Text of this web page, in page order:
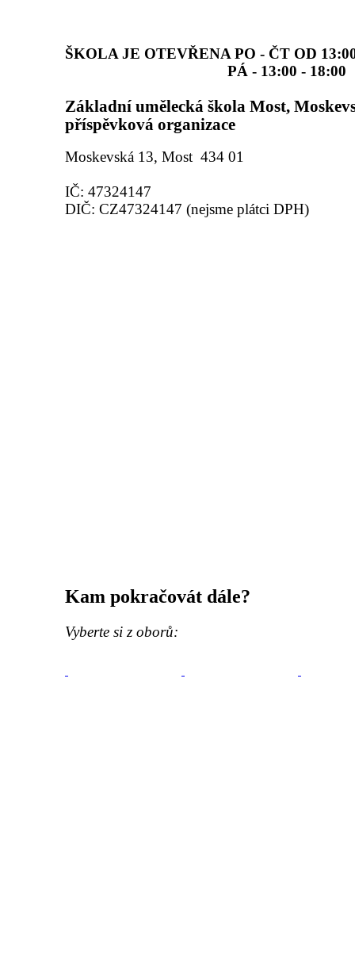
ŠKOLA JE OTEVŘENA PO - ČT OD
PÁ - 13:00 - 18:00
Základní umělecká škola Most,
příspěvková organizace
Moskevská 13, Most 434 01
IČ: 47324147
DIČ: CZ47324147 (nejsme plátci DPH)
Kam pokračovát dále?
Vyberte si z oborů: